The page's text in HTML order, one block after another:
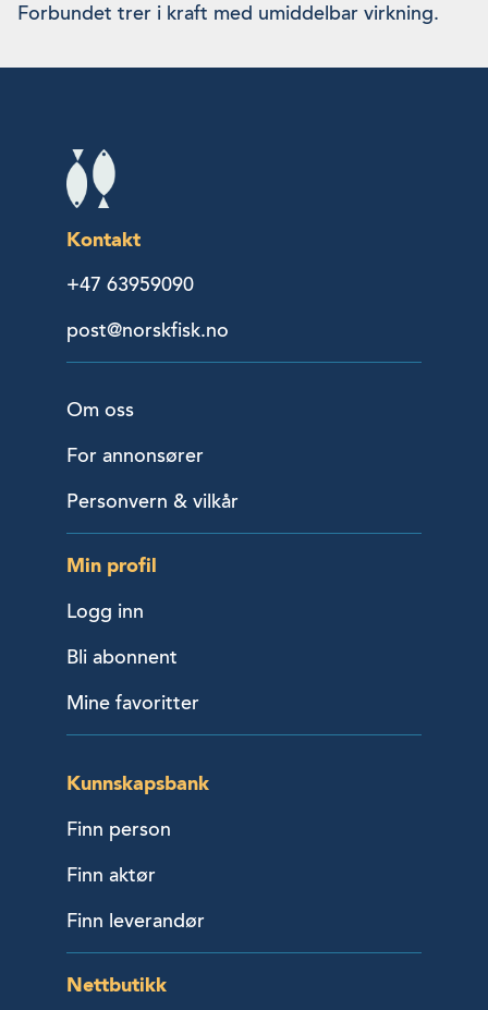
Forbundet trer i kraft med umiddelbar virkning.
Kontakt
+47 63959090
post@norskfisk.no
Om oss
For annonsører
Personvern & vilkår
Min profil
Logg inn
Bli abonnent
Mine favoritter
Kunnskapsbank
Finn person
Finn aktør
Finn leverandør
Nettbutikk